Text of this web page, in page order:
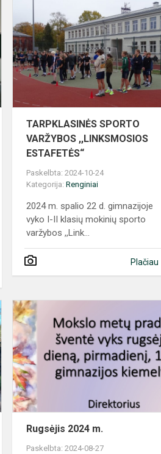
PANEVĖŽIO
MIESTO
POLICIJOS
KOMISARIATO
BENDR...
TARPKLASINĖS SPORTO
VARŽYBOS ,,LINKSMOSIOS
ESTAFETĖS“
Paskelbta: 2024-10-24
Kategorija:Renginiai
2024 m. spalio 22 d. gimnazijoje
vyko I-II klasių mokinių sporto
varžybos ,,Link...
Plačiau
Ateitininkų
žygis
į
Žaliąją
girią
Rugsėjis 2024 m.
Paskelbta: 2024-08-27